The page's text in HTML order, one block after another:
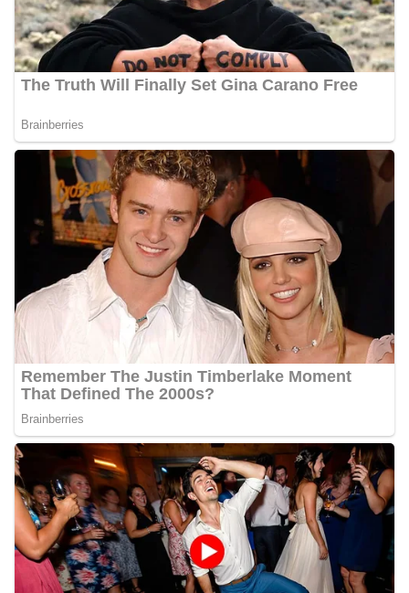
personel Kepolisian dengan masyarakat. Melalui
kegiatan semacam ini, Bhabinkamtibmas tidak
hanya berperan sebagai penyampai informasi
dan imbauan, tetapi juga sebagai mitra
masyarakat dalam menjaga keamanan lingkungan
secara bersama-sama.‎‎Kehadiran
diharapkan dapat semakin mempererat
hubungan kemitraan antara Polri dan
masyarakat, sekaligus membangun kesadaran
kolektif warga akan pentingnya menjaga
keamanan, ketertiban, dan kekompakan
lingkungan, khususnya dalam menyambut
momentum bersejarah HUT Kemerdekaan
Republik Indonesia.‎Kegiatan sambang ini
rencananya akan terus dilaksanakan secara rutin
oleh Bhabinkamtibmas di wilayah Kelurahan
Sunggal sebagai bagian dari upaya menciptakan
situasi Kamtibmas yang aman dan kondusif,
sekaligus menumbuhkan semangat nasionalisme
warga dalam menyambut Hari Kemerdekaan RI.
Bhabinkamtibmas Polsek Medan Sunggal
Pemasangan Bendera Merah Putih Jelang HUT
Kemerdekaan RI‎‎Medan, 5 Agustus 2026 — Dalam
rangka menyambut Hari Ulang Tahun
Kemerdekaan Republik Indonesia yang ke-
81noktahsumutcoomBhabinkamtibmas Kelurahan
Sunggal, Aiptu Muliyadi Suraukur, melaksanakan
kegiatan sambang Door to Door System (DDS)
kepada warga di wilayah Kelurahan Sunggal,
Kecamatan Medan Sunggal, pada Rabu